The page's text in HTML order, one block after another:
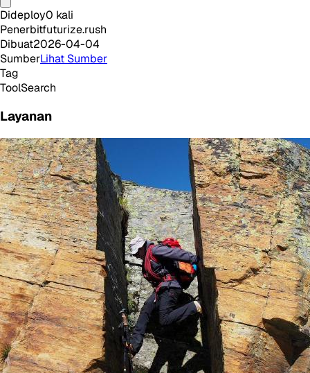
Dideploy0 kali
Penerbitfuturize.rush
Dibuat2026-04-04
SumberLihat Sumber
Tag
ToolSearch
Layanan